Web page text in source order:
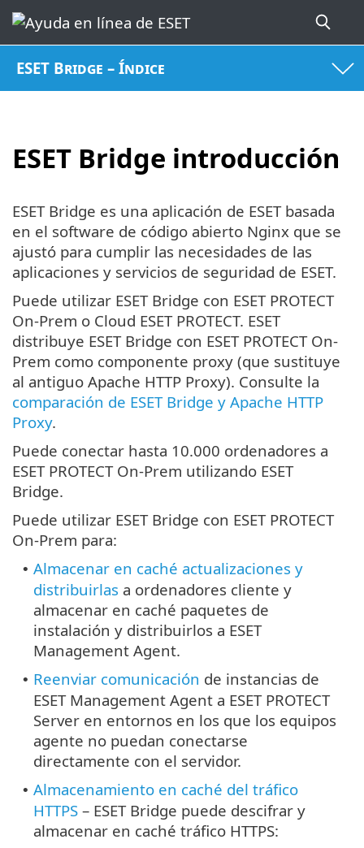
ESET Bridge – Índice
ESET Bridge introducción
ESET Bridge es una aplicación de ESET basada
en el software de código abierto Nginx que se
ajustó para cumplir las necesidades de las
aplicaciones y servicios de seguridad de ESET.
Puede utilizar ESET Bridge con ESET PROTECT
On-Prem o Cloud ESET PROTECT. ESET
distribuye ESET Bridge con ESET PROTECT On-
Prem como componente proxy (que sustituye
al antiguo Apache HTTP Proxy). Consulte la
comparación de ESET Bridge y Apache HTTP
Proxy.
Puede conectar hasta 10.000 ordenadores a
ESET PROTECT On-Prem utilizando ESET
Bridge.
Puede utilizar ESET Bridge con ESET PROTECT
On-Prem para:
• Almacenar en caché actualizaciones y
distribuirlas a ordenadores cliente y
almacenar en caché paquetes de
instalación y distribuirlos a ESET
Management Agent.
• Reenviar comunicación de instancias de
ESET Management Agent a ESET PROTECT
Server en entornos en los que los equipos
agente no puedan conectarse
directamente con el servidor.
• Almacenamiento en caché del tráfico
HTTPS – ESET Bridge puede descifrar y
almacenar en caché tráfico HTTPS: